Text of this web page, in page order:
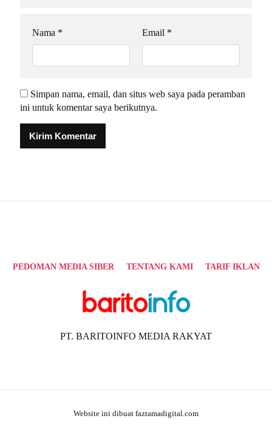
Nama * Email *
Simpan nama, email, dan situs web saya pada peramban
ini untuk komentar saya berikutnya.
PEDOMAN MEDIA SIBER TENTANG KAMI TARIF IKLAN
PT. BARITOINFO MEDIA RAKYAT
Website ini dibuat faztamadigital.com